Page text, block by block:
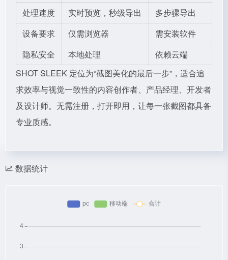
处理速度 实时预览，秒级导出
多步骤导出
设备要求
仅需浏览器
需安装软件
隐私安全
本地处理
依赖云端
SHOT SLEEK 定位为“截图美化的最后一步”，适合追
求效率与视觉一致性的内容创作者、产品经理、开发者
及设计师。无需注册，打开即用，让每一张截图都具备
专业质感。
数据统计